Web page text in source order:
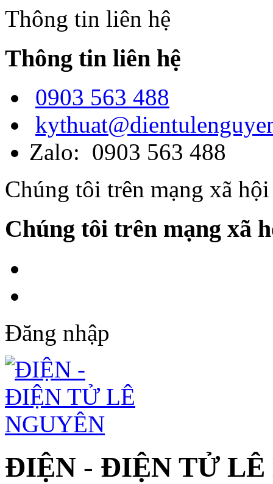
Thông tin liên hệ
Thông tin liên hệ
0903 563 488
Zalo: 0903 563 488
Chúng tôi trên mạng xã hội
Chúng tôi trên mạng xã
Đăng nhập
ĐIỆN - ĐIỆN TỬ LÊ